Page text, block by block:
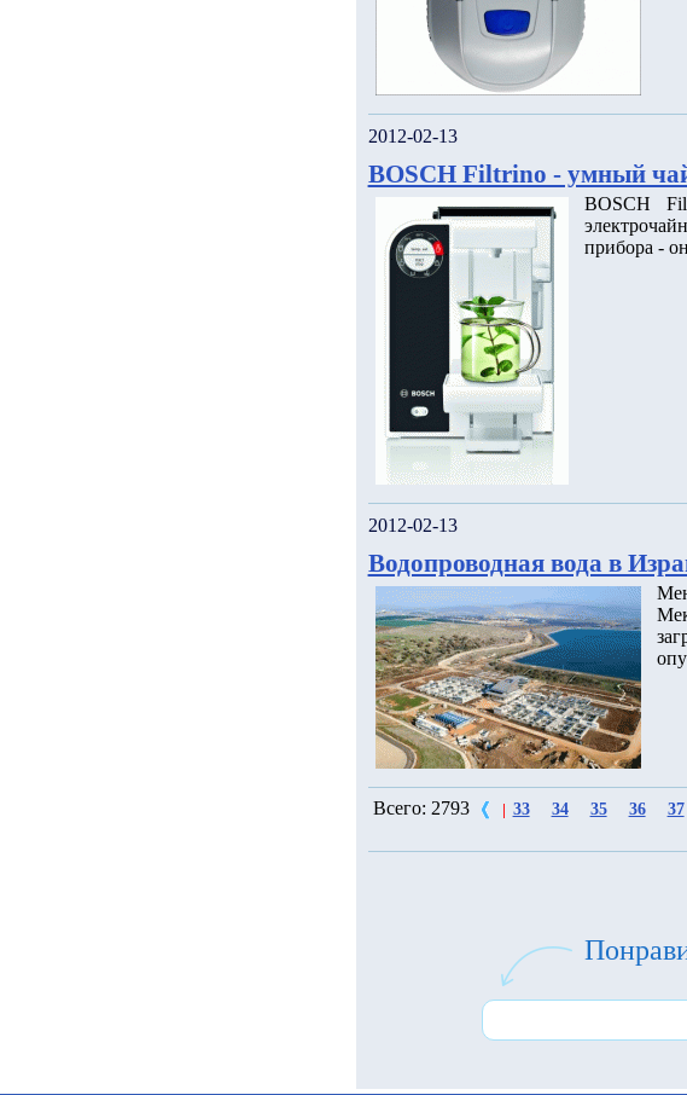
2012-02-13
BOSCH Filtrino - умный
BOSCH
прибора -
2012-02-13
Водопроводная вода в
Всего: 2793 33 34 35 36 37